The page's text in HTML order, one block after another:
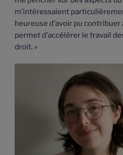
m’intéressaient
heureuse d’avoir pu
permet d’accélérer le travail
droit. »